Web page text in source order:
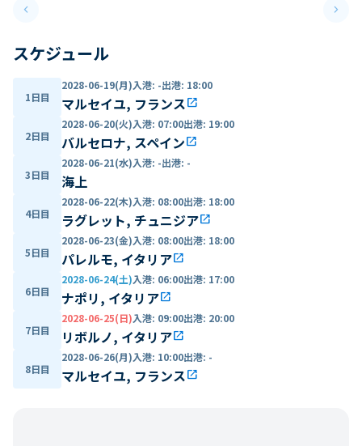
keyboard_arrow_leftPrevious slide keyboard_arrow_right
スケジュール
1日目
2028-06-19(月)入港: -出港: 18:00
マルセイユ, フランスopen_in_new
2日目
2028-06-20(火)入港: 07:00出港: 19:00
バルセロナ, スペインopen_in_new
3日目
2028-06-21(水)入港: -出港: -
海上
4日目
2028-06-22(木)入港: 08:00出港: 18:00
ラグレット, チュニジアopen_in_new
5日目
2028-06-23(金)入港: 08:00出港: 18:00
パレルモ, イタリアopen_in_new
6日目
2028-06-24(土)入港: 06:00出港: 17:00
ナポリ, イタリアopen_in_new
7日目
2028-06-25(日)入港: 09:00出港: 20:00
リボルノ, イタリアopen_in_new
8日目
2028-06-26(月)入港: 10:00出港: -
マルセイユ, フランスopen_in_new